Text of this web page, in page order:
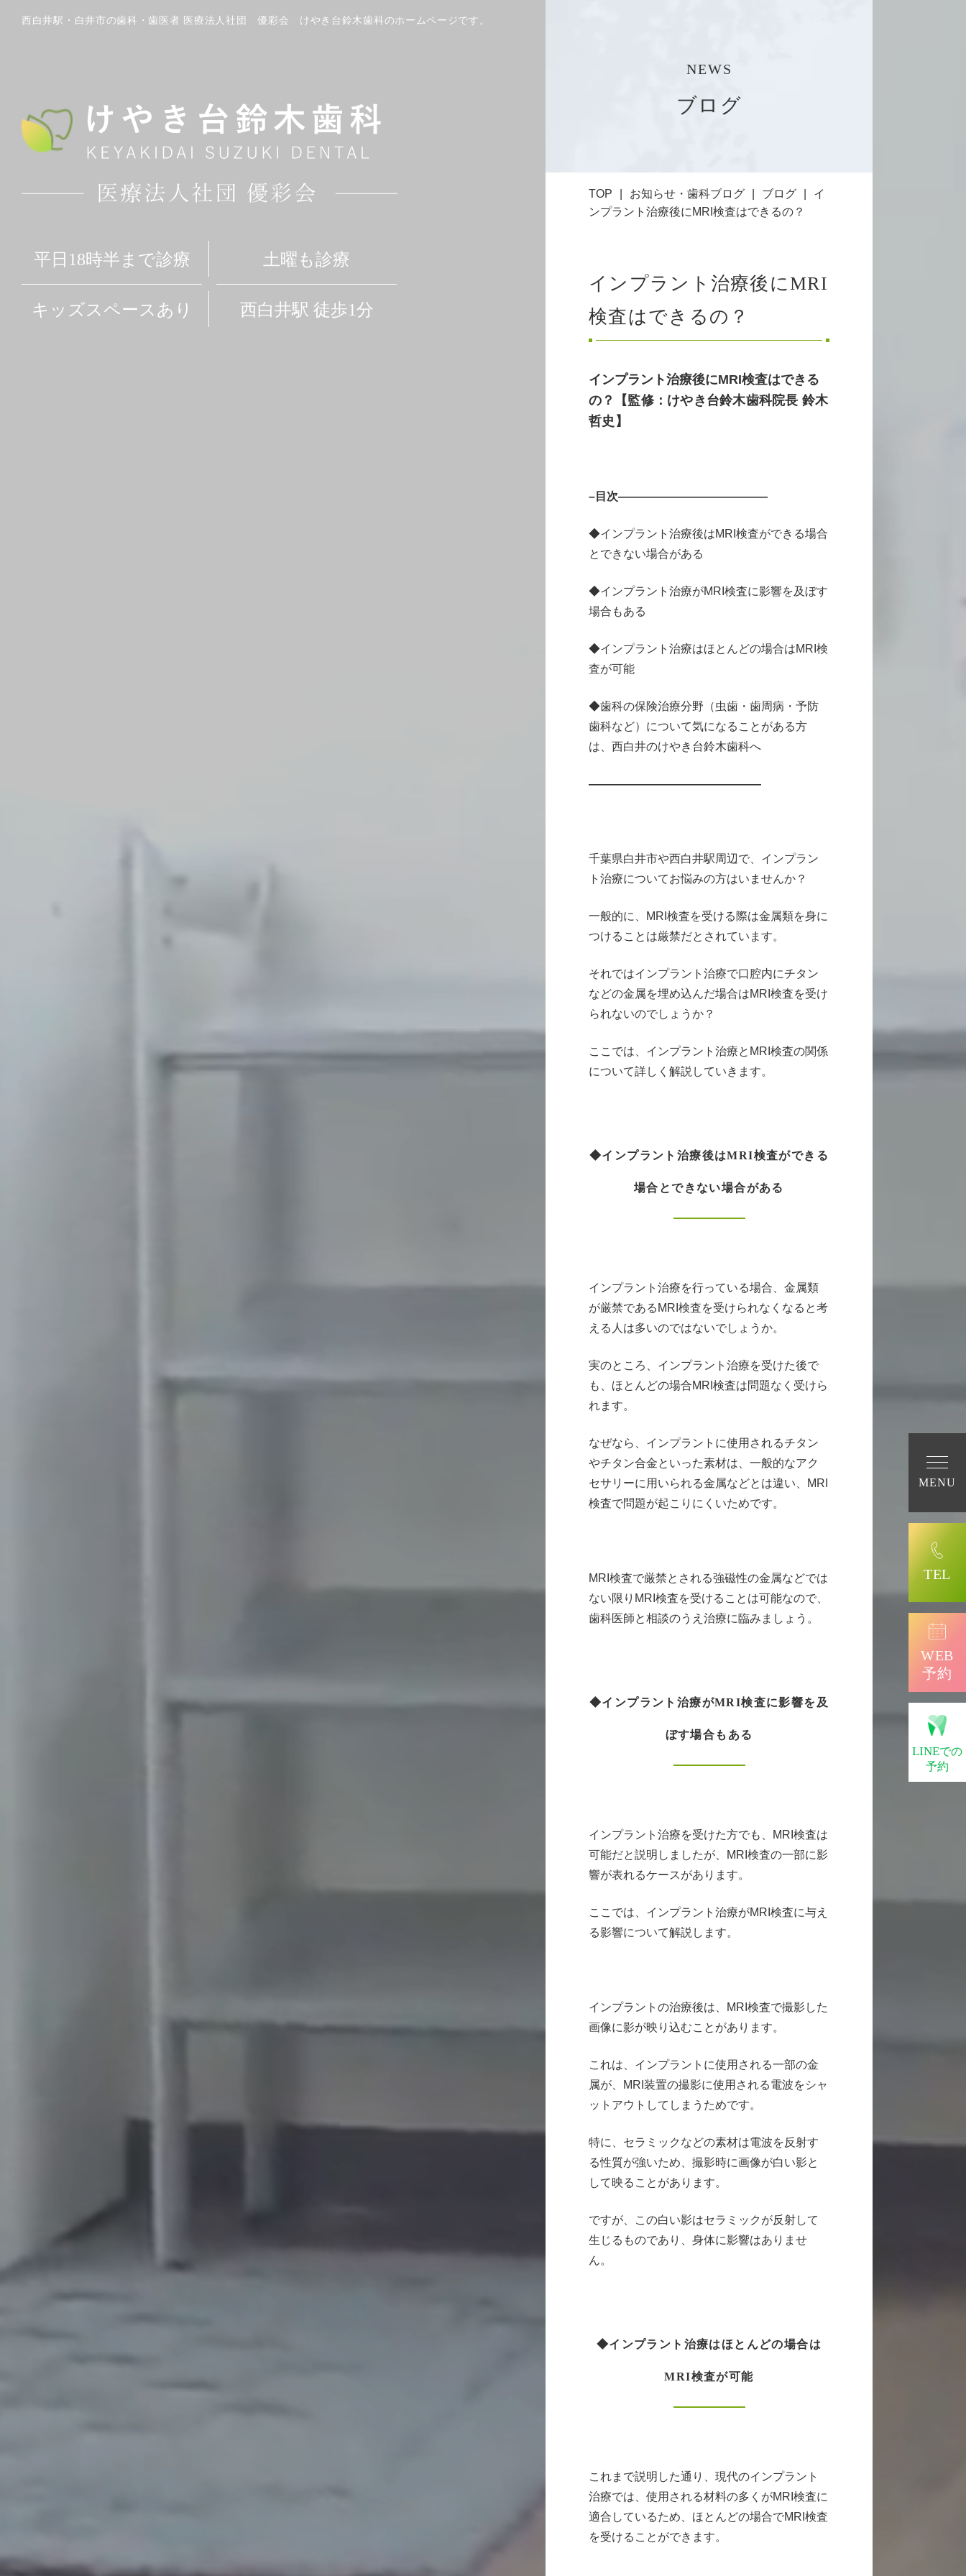
西白井駅・白井市の歯科・歯医者 医療法人社団 優彩会 けやき台鈴木歯科のホームページです。
平日18時半まで診療 土曜も診療
キッズスペースあり 西白井駅 徒歩1分
MENU
TEL
WEB
予約
LINEでの
予約
NEWS
ブログ
TOP お知らせ・歯科ブログ ブログ
イ
ンプラント治療後にMRI検査はできるの？
インプラント治療後にMRI
検査はできるの？
インプラント治療後にMRI検査はできる
の？
【監修：けやき台鈴木歯科院長 鈴木
哲史】
–目次—————————————
◆インプラント治療後はMRI検査ができる場合
とできない場合がある
◆インプラント治療がMRI検査に影響を及ぼす
場合もある
◆インプラント治療はほとんどの場合はMRI検
査が可能
◆歯科の保険治療分野（虫歯・歯周病・予防
歯科など）について気になることがある方
は、西白井のけやき台鈴木歯科へ
———————————————
千葉県白井市や西白井駅周辺で、インプラン
ト治療についてお悩みの方はいませんか？
一般的に、MRI検査を受ける際は金属類を身に
つけることは厳禁だとされています。
それではインプラント治療で口腔内にチタン
などの金属を埋め込んだ場合はMRI検査を受け
られないのでしょうか？
ここでは、インプラント治療とMRI検査の関係
について詳しく解説していきます。
◆インプラント治療後はMRI検査ができる
場合とできない場合がある
インプラント治療を行っている場合、金属類
が厳禁であるMRI検査を受けられなくなると考
える人は多いのではないでしょうか。
実のところ、インプラント治療を受けた後で
も、ほとんどの場合MRI検査は問題なく受けら
れます。
なぜなら、インプラントに使用されるチタン
やチタン合金といった素材は、一般的なアク
セサリーに用いられる金属などとは違い、MRI
検査で問題が起こりにくいためです。
MRI検査で厳禁とされる強磁性の金属などでは
ない限りMRI検査を受けることは可能なので、
歯科医師と相談のうえ治療に臨みましょう。
◆インプラント治療がMRI検査に影響を及
ぼす場合もある
インプラント治療を受けた方でも、MRI検査は
可能だと説明しましたが、MRI検査の一部に影
響が表れるケースがあります。
ここでは、インプラント治療がMRI検査に与え
る影響について解説します。
インプラントの治療後は、MRI検査で撮影した
画像に影が映り込むことがあります。
これは、インプラントに使用される一部の金
属が、MRI装置の撮影に使用される電波をシャ
ットアウトしてしまうためです。
特に、セラミックなどの素材は電波を反射す
る性質が強いため、撮影時に画像が白い影と
して映ることがあります。
ですが、この白い影はセラミックが反射して
生じるものであり、身体に影響はありませ
ん。
◆インプラント治療はほとんどの場合は
MRI検査が可能
これまで説明した通り、現代のインプラント
治療では、使用される材料の多くがMRI検査に
適合しているため、ほとんどの場合でMRI検査
を受けることができます。